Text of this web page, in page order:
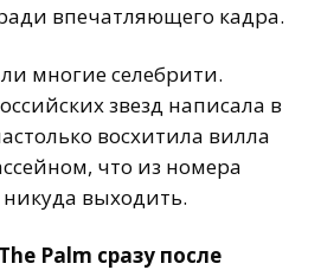
впечатляющего кадра.
многие селебрити.
звезд написала в
восхитила вилла
что из номера
никуда выходить.
Palm сразу после